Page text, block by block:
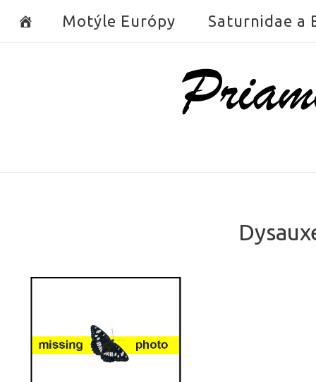
Motýle Európy Saturnidae a
Home